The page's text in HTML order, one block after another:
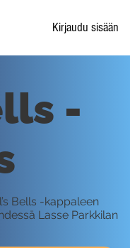
Kirjaudu sisään
-
Bells -kappaleen
Lasse Parkkilan